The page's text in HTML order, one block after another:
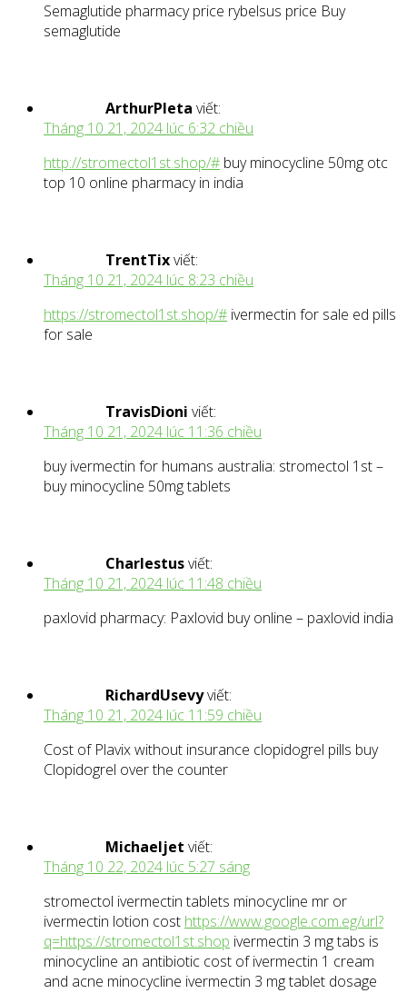
Semaglutide pharmacy price rybelsus price Buy
semaglutide
ArthurPleta viết:
Tháng 10 21, 2024 lúc 6:32 chiều
http://stromectol1st.shop/# buy minocycline 50mg otc
top 10 online pharmacy in india
TrentTixviết:
Tháng 10 21, 2024 lúc 8:23 chiều
https://stromectol1st.shop/# ivermectin for sale ed pills
for sale
TravisDioni viết:
Tháng 10 21, 2024 lúc 11:36 chiều
buy ivermectin for humans australia: stromectol 1st –
buy minocycline 50mg tablets
Charlestusviết:
Tháng 10 21, 2024 lúc 11:48 chiều
paxlovid pharmacy: Paxlovid buy online – paxlovid india
RichardUsevyviết:
Tháng 10 21, 2024 lúc 11:59 chiều
Cost of Plavix without insurance clopidogrel pills buy
Clopidogrel over the counter
Michaeljet viết:
Tháng 10 22, 2024 lúc 5:27 sáng
stromectol ivermectin tablets minocycline mr or
ivermectin lotion cost https://www.google.com.eg/url?
q=https://stromectol1st.shop ivermectin 3 mg tabs is
minocycline an antibiotic cost of ivermectin 1 cream
and acne minocycline ivermectin 3 mg tablet dosage